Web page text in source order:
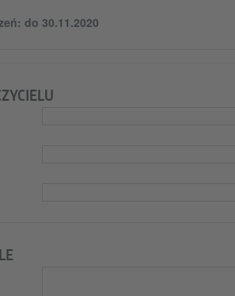
do 30.11.2020